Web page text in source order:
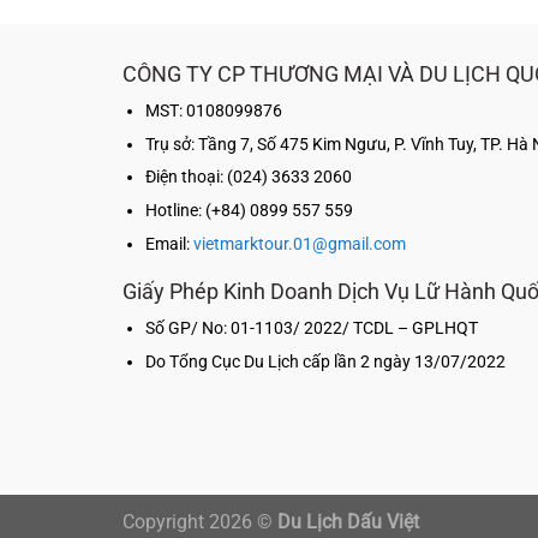
CÔNG TY CP THƯƠNG MẠI VÀ DU LỊCH
MST: 0108099876
Trụ sở:Tầng 7, Số 475 Kim Ngưu, P. Vĩnh Tuy, TP. Hà
Điện thoại: (024) 3633 2060
Hotline: (+84) 0899 557 559
Email:vietmarktour.01@gmail.com
Giấy Phép Kinh Doanh Dịch Vụ Lữ Hành
Số GP/ No: 01-1103/ 2022/ TCDL – GPLHQT
Do Tổng Cục Du Lịch cấp lần 2 ngày 13/07/2022
Copyright 2026 © Du Lịch Dấu Việt